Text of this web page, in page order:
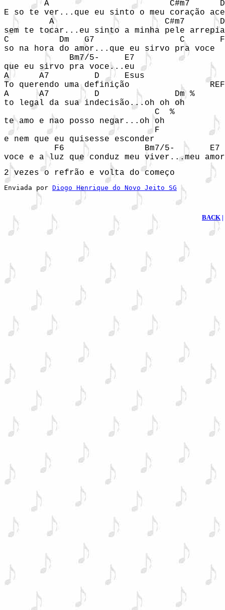
A                        C#m7
E so te ver...que eu sinto o meu coração
A                      C#m7
sem te tocar...eu sinto a minha pele
C          Dm   G7                 C       F
so na hora do amor...que eu sirvo pra voce
             Bm7/5-     E7
que eu sirvo pra voce...eu
A      A7         D     Esus
To querendo uma definição
A      A7         D               Dm %
to legal da sua indecisão...oh oh oh
                              C  %
te amo e nao posso negar...oh oh
                              F
e nem que eu quisesse esconder
          F6                Bm7/5-       E7
voce e a luz que conduz meu viver...meu amor
2 vezes o refrão e volta do começo
Enviada por Diogo Henrique do Novo Jeito SG
BACK |